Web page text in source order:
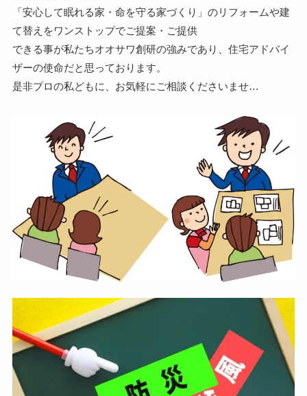
「安心して眠れる家・命を守る家づくり」のリフォームや建
て替えをワンストップでご提案・ご提供
できる事が私たちオオサワ創研の強みであり、住宅アドバイ
ザーの使命だと思っております。
是非プロの私どもに、お気軽にご相談くださいませ…